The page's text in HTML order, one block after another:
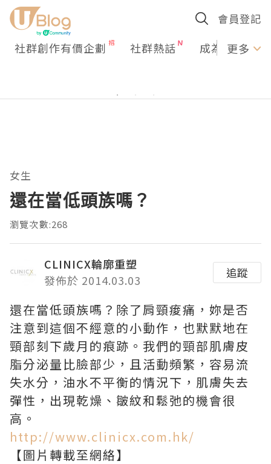
會員登記
社群創作有價企劃 社群熱話 成為U更多
女生
還在當低頭族嗎？
瀏覽次數:268
CLINICX輪廓重塑
發佈於 2014.03.03
追蹤
還在當低頭族嗎？除了肩頸痠痛，妳是否
注意到這個不經意的小動作，也默默地在
頸部刻下歲月的痕跡。我們的頸部肌膚皮
脂分泌量比臉部少，且活動頻繁，容易流
失水分，油水不平衡的情況下，肌膚失去
彈性，出現乾燥、皺紋和鬆弛的機會很
高。
http://www.clinicx.com.hk/
【圖片轉載至網絡】